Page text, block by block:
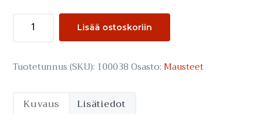
Grillimauste
määrä
Lisää ostoskoriin
Tuotetunnus (SKU): 100038 Osasto:Mausteet
Kuvaus Lisätiedot